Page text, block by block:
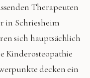
Therapeuten
in Schriesheim
sich hauptsächlich
Kinderosteopathie
decken ein